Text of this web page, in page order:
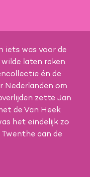
iets was voor de
laten raken.
én de
Nederlanden om
zette Jan
de Van Heek
het eindelijk zo
Twenthe aan de